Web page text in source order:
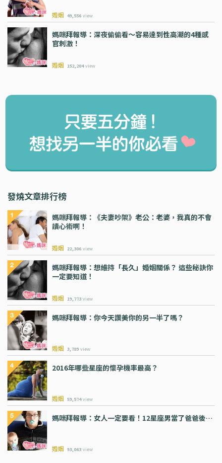
婚姻 49,556 view
媽咪拜報導：深夜偷偷看～容易達到性高潮的4種感
官刺激！
婚姻 152,204 view
發燒文章排行榜
媽咪拜報導：《夫妻吵架》老公：老婆，我真的不會
讀心術啊！
婚姻 22,306 view
媽咪拜報導：想維持「長久」婚姻關係？ 這些秘訣你
一定要知道！
婚姻 19,773 view
媽咪拜報導：你今天讚美你的另一半了嗎？
婚姻 3,789 view
2016年哪些星座的懷孕機率最高？
婚姻 59,574 view
媽咪拜報導：女人一定要看！12星座男當了爸爸後…
婚姻 93,063 view